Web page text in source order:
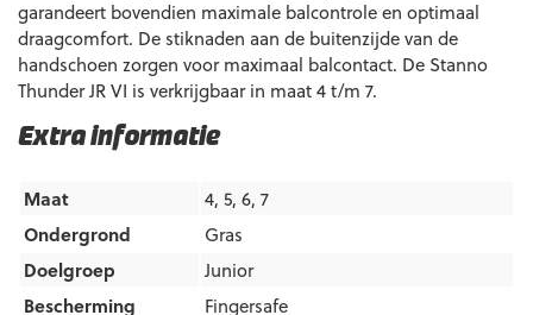
Extra informatie
Maat
4, 5, 6, 7
Ondergrond
Gras
Doelgroep
Junior
Bescherming
Fingersafe
garandeert bovendien maximale balcontrole en optimaal
draagcomfort. De stiknaden aan de buitenzijde van de
handschoen zorgen voor maximaal balcontact. De Stanno
Thunder JR VI is verkrijgbaar in maat 4 t/m 7.